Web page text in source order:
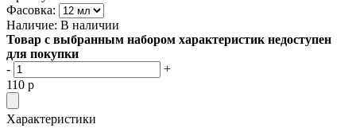
Фасовка:
Наличие: В наличии
Товар с выбранным набором характеристик недоступен
для покупки
-
+
110 p
Характеристики